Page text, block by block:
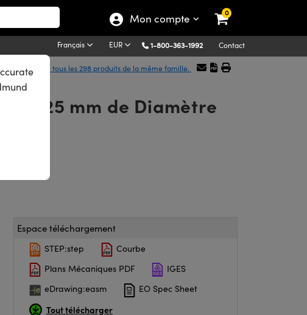
Mon compte 0
Français EUR 1-800-363-1992 Contact
Afficher tous les 298 produits de la même famille.
25 mm de Diamètre
Espace téléchargement
STEP:step
Courbe
Plans Mécaniques PDF
IGES
eDrawing:easm
EO Spec Sheet
Tout télécharger